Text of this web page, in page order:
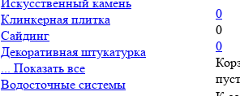
Клинкерная плитка
Сайдинг
Декоративная штукатурка
... Показать все
Водосточные системы
0
0
0